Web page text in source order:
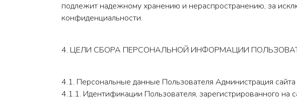
подлежит надежному хранению и нераспространению, за
конфиденциальности.
4. ЦЕЛИ СБОРА ПЕРСОНАЛЬНОЙ ИНФОРМАЦИИ
4.1. Персональные данные Пользователя Администрация
4.1.1. Идентификации Пользователя, зарегистрированного на